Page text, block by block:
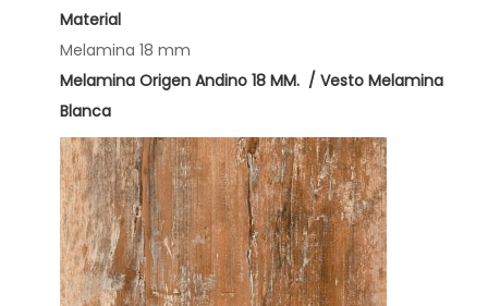
g
e
n
-
O
r
i
g
e
n
Material
Melamina 18 mm
Melamina Origen Andino 18 MM. / Vesto Melamina
Blanca